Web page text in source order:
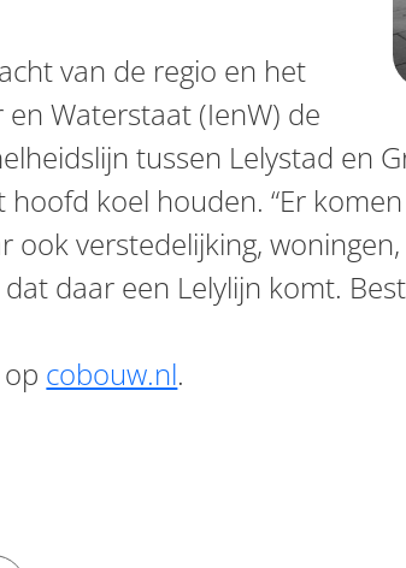
van de regio en het
Waterstaat (IenW) de
tussen Lelystad en
koel houden. “Er
ook verstedelijking,
daar een Lelylijn komt. Best
cobouw.nl.